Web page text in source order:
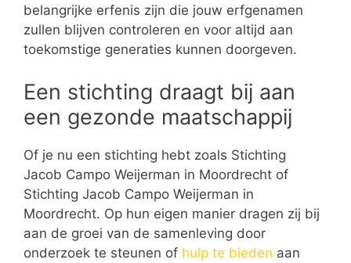
belangrijke erfenis zijn die jouw erfgenamen
zullen blijven controleren en voor altijd aan
toekomstige generaties kunnen doorgeven.
Een stichting draagt bij aan
een gezonde maatschappij
Of je nu een stichting hebt zoals Stichting
Jacob Campo Weijerman in Moordrecht of
Stichting Jacob Campo Weijerman in
Moordrecht. Op hun eigen manier dragen zij bij
aan de groei van de samenleving door
onderzoek te steunen of hulp te bieden aan